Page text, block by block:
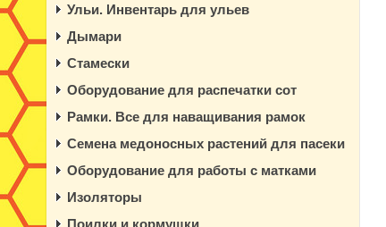
Ульи. Инвентарь для ульев
Дымари
Стамески
Оборудование для распечатки сот
Рамки. Все для наващивания рамок
Семена медоносных растений для пасеки
Оборудование для работы с матками
Изоляторы
Поилки и кормушки